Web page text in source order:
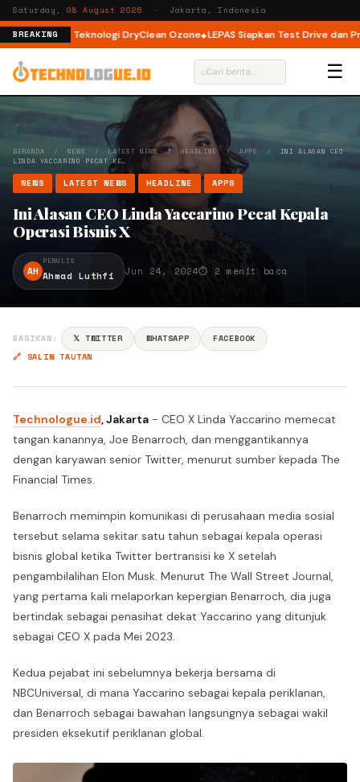
Saturday,08 August 2026 · Jakarta, Indonesia
BREAKING
dengan Teknologi DryClean Ozone LEPAS Siapkan Test Drive dan
⌕ ☰
BERANDA / NEWS / LATEST NEWS/ HEADLINE/APPS / INI ALASAN CEO
LINDA YACCARINO PECAT KE…
NEWS LATEST NEWS HEADLINE APPS
Ini Alasan CEO Linda Yaccarino Pecat Kepala
Operasi Bisnis X
AH
PENULIS
Ahmad Luthfi Jun 24, 2024⏱ 2 menit baca
BAGIKAN: 𝕏 TWITTER WHATSAPP
FACEBOOK
🔗 SALIN TAUTAN
Technologue.id, Jakarta - CEO X Linda Yaccarino memecat
tangan kanannya, Joe Benarroch, dan menggantikannya
dengan karyawan senior Twitter, menurut sumber kepada The
Financial Times.
Benarroch memimpin komunikasi di perusahaan media sosial
tersebut selama sekitar satu tahun sebagai kepala operasi
bisnis global ketika Twitter bertransisi ke X setelah
pengambilalihan Elon Musk. Menurut The Wall Street Journal,
yang pertama kali melaporkan kepergian Benarroch, dia juga
bertindak sebagai penasihat dekat Yaccarino yang ditunjuk
sebagai CEO X pada Mei 2023.
Kedua pejabat ini sebelumnya bekerja bersama di
NBCUniversal, di mana Yaccarino sebagai kepala periklanan,
dan Benarroch sebagai bawahan langsungnya sebagai wakil
presiden eksekutif periklanan global.